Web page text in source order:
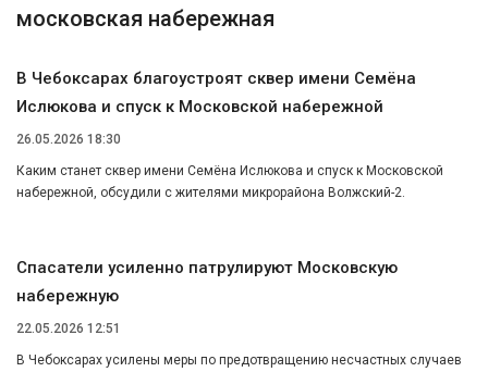
московская набережная
В Чебоксарах благоустроят сквер имени Семёна
Ислюкова и спуск к Московской набережной
26.05.2026 18:30
Каким станет сквер имени Семёна Ислюкова и спуск к Московской
набережной, обсудили с жителями микрорайона Волжский-2.
Спасатели усиленно патрулируют Московскую
набережную
22.05.2026 12:51
В Чебоксарах усилены меры по предотвращению несчастных случаев